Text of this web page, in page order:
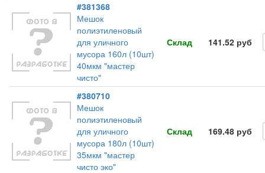
#381368
Мешок
полиэтиленовый
для уличного
мусора 160л (10шт)
40мкм "мастер
чисто"
Склад 141.52 руб
#380710
Мешок
полиэтиленовый
для уличного
мусора 180л (10шт)
35мкм "мастер
чисто эко"
Склад 169.48 руб